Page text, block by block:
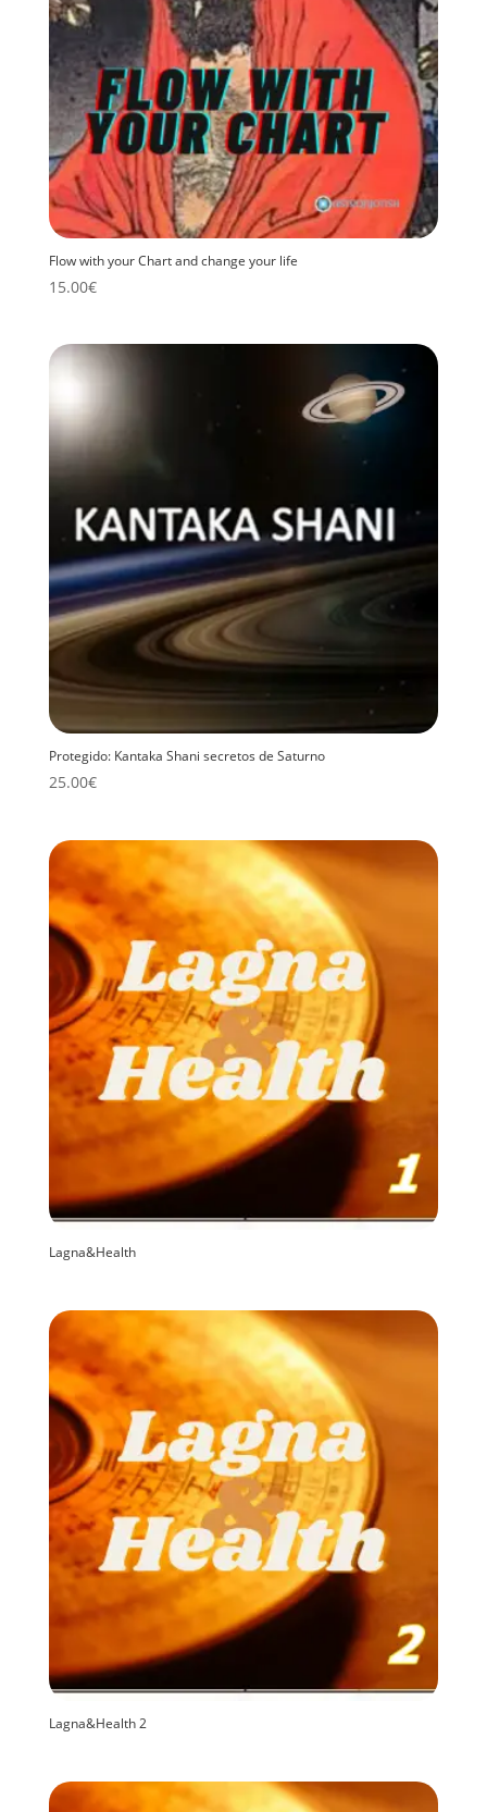
Flow with your Chart and change your life
15.00€
Protegido: Kantaka Shani secretos de Saturno
25.00€
Lagna&Health
Lagna&Health 2